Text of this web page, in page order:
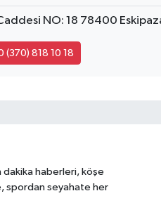
NO: 18 78400
(370) 818 10 18
haberleri, köşe
spordan seyahate her